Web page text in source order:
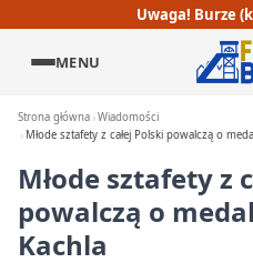
Uwaga! Burze
MENU
Strona główna Wiadomości
Młode sztafety z całej Polski powalczą o
Młode sztafety z
powalczą o
Kachla